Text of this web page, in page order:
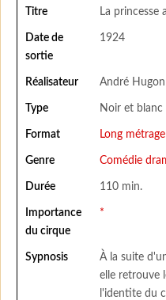
Titre La princesse
Date de
sortie
1924
Réalisateur André Hugon
Type Noir et blanc
Format Long métrage
Genre Comédie
Durée 110 min.
Importance
du cirque
*
Sypnosis
À la suite
elle retrouve
l'identite du